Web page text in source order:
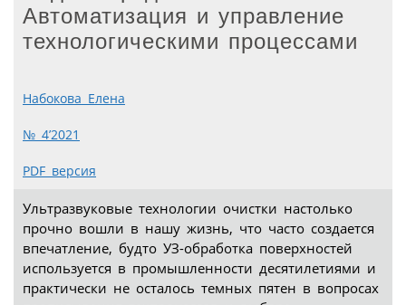
Автоматизация и управление
технологическими процессами
Набокова Елена
№ 4’2021
PDF версия
Ультразвуковые технологии очистки настолько
прочно вошли в нашу жизнь, что часто создается
впечатление, будто УЗ-обработка поверхностей
используется в промышленности десятилетиями и
практически не осталось темных пятен в вопросах